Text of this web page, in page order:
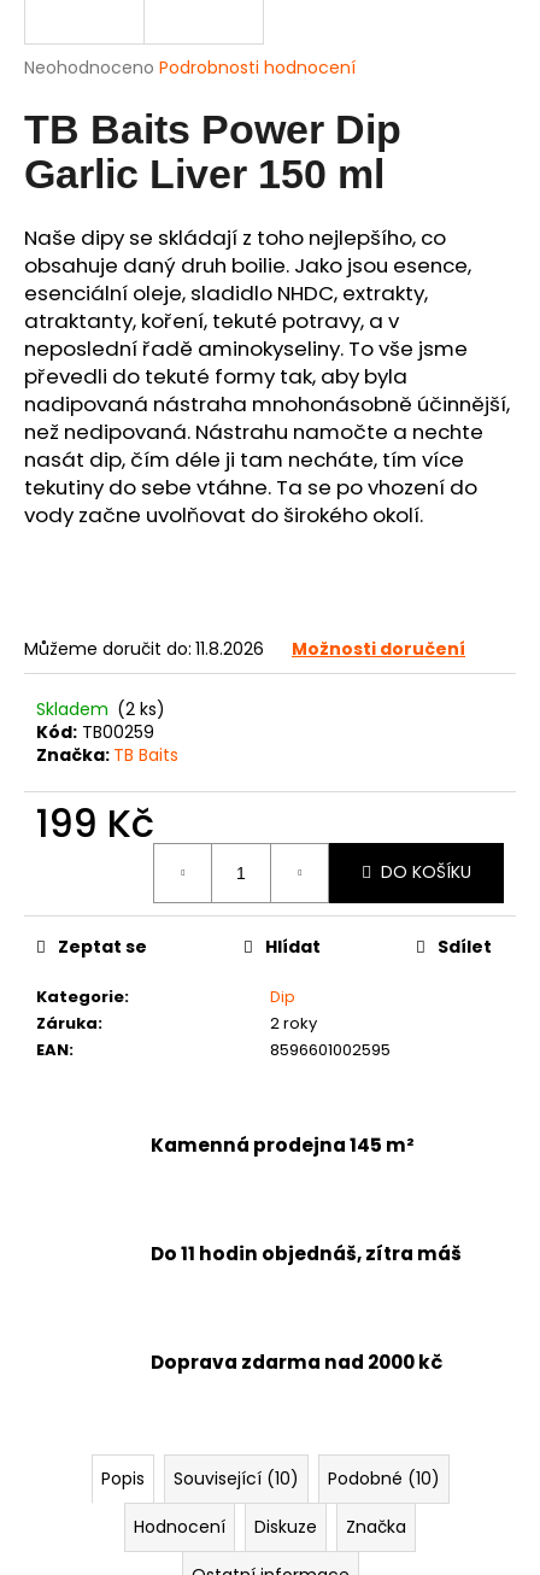
Průměrné
produktu
0,0
z
hvězdiček.
Neohodnoceno Podrobnosti hodnocení
TB Baits Power Dip
Garlic Liver 150 ml
Naše dipy se skládají z toho nejlepšího, co
obsahuje daný druh boilie. Jako jsou esence,
esenciální oleje, sladidlo NHDC, extrakty,
atraktanty, koření, tekuté potravy, a v
neposlední řadě aminokyseliny. To vše jsme
převedli do tekuté formy tak, aby byla
nadipovaná nástraha mnohonásobně účinnější,
než nedipovaná. Nástrahu namočte a nechte
nasát dip, čím déle ji tam necháte, tím více
tekutiny do sebe vtáhne. Ta se po vhození do
vody začne uvolňovat do širokého okolí.
Můžeme doručit do: 11.8.2026 Možnosti doručení
Skladem (2 ks)
Kód: TB00259
Značka: TB Baits
199 Kč
DO KOŠÍKU
Kategorie:
Dip
Záruka:
2 roky
EAN: 8596601002595
Zeptat se Hlídat Sdílet
Kamenná prodejna 145 m²
Do 11 hodin objednáš, zítra máš
Doprava zdarma nad 2000 kč
Popis Související (10)
Podobné (10)
Hodnocení
Diskuze
Značka
j
t
?
HLEDAT
D
o
p
o
r
u
m
e